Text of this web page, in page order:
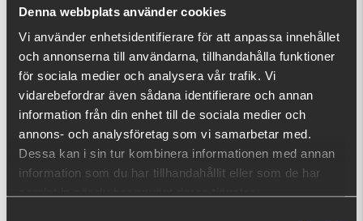
Denna webbplats använder cookies
Vi använder enhetsidentifierare för att anpassa innehållet
och annonserna till användarna, tillhandahålla funktioner
för sociala medier och analysera vår trafik. Vi
vidarebefordrar även sådana identifierare och annan
information från din enhet till de sociala medier och
annons- och analysföretag som vi samarbetar med.
Dessa kan i sin tur kombinera informationen med annan
information som du har tillhandahållit eller som de har
Vad är detta?
DU TITTADE NYLIGEN PÅ